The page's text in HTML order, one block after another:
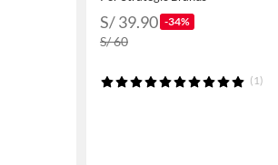
S/ 39.90 -34%
S/ 60
(1)